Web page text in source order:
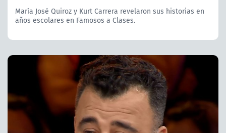
María José Quiroz y Kurt Carrera revelaron sus historias en
años escolares en Famosos a Clases.